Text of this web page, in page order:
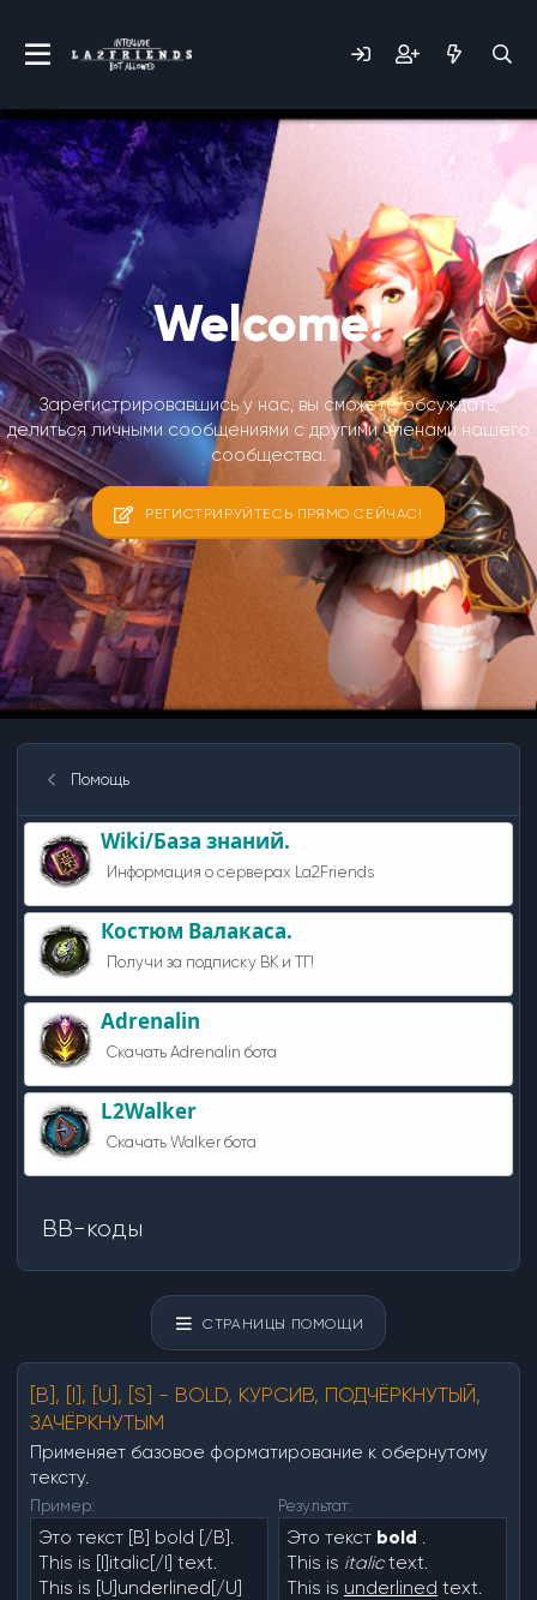
Welcome!
Зарегистрировавшись у нас, вы сможете обсуждать,
делиться личными сообщениями с другими членами нашего
сообщества.
РЕГИСТРИРУЙТЕСЬ ПРЯМО СЕЙЧАС!
Помощь
Wiki/База знаний.
Информация о серверах La2Friends
Костюм Валакаса.
Получи за подписку ВК и ТГ!
Adrenalin
Скачать Adrenalin бота
L2Walker
Скачать Walker бота
BB-коды
СТРАНИЦЫ ПОМОЩИ
[B], [I], [U], [S] - BOLD, КУРСИВ, ПОДЧЁРКНУТЫЙ,
ЗАЧЁРКНУТЫМ
Применяет базовое форматирование к обернутому
тексту.
Пример:
Это текст [B] bold [/B].
This is [I]italic[/I] text.
This is [U]underlined[/U]
Результат:
Это текст bold .
This is italictext.
This is underlined text.